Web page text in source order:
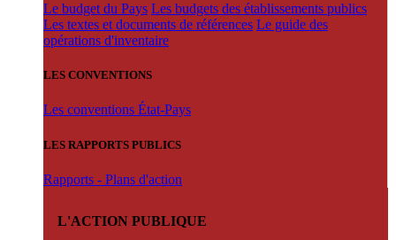
Le budget du Pays Les budgets des établissements publics
Les textes et documents de références Le guide des
opérations d'inventaire
LES CONVENTIONS
Les conventions État-Pays
LES RAPPORTS PUBLICS
Rapports - Plans d'action
L'ACTION PUBLIQUE